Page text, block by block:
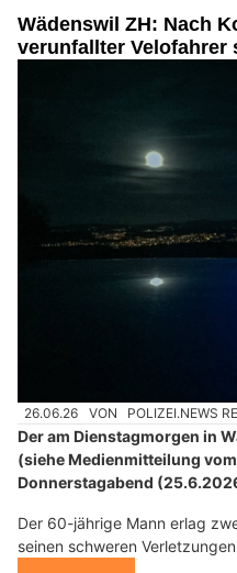
Wädenswil ZH: Nach
verunfallter Velofahrer
26.06.26 VON POLIZEI.NEWS
Der am Dienstagmorgen in
(siehe Medienmitteilung
Donnerstagabend
Der 60-jährige Mann erlag
seinen schweren